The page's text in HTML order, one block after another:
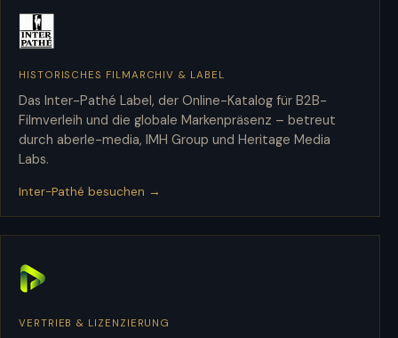
Inter-Pathé
HISTORISCHES FILMARCHIV & LABEL
Das Inter-Pathé Label, der Online-Katalog für B2B-
Filmverleih und die globale Markenpräsenz – betreut
durch aberle-media, IMH Group und Heritage Media
Labs.
Inter-Pathé besuchen →
PLAION
VERTRIEB & LIZENZIERUNG